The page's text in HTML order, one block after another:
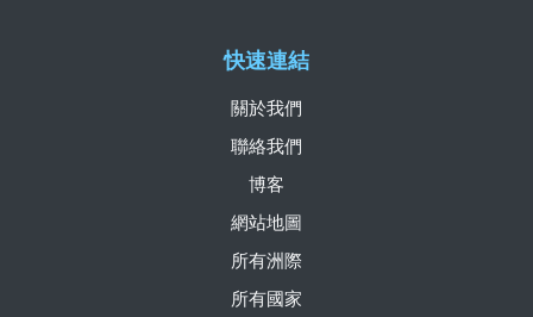
快速連結
關於我們
聯絡我們
博客
網站地圖
所有洲際
所有國家